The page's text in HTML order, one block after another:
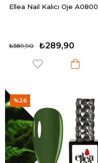
Ellea Nail Kalıcı Oje A0800
₺289,90
₺389,90
%26